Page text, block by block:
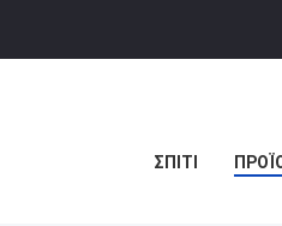
ΣΠΊΤΙ